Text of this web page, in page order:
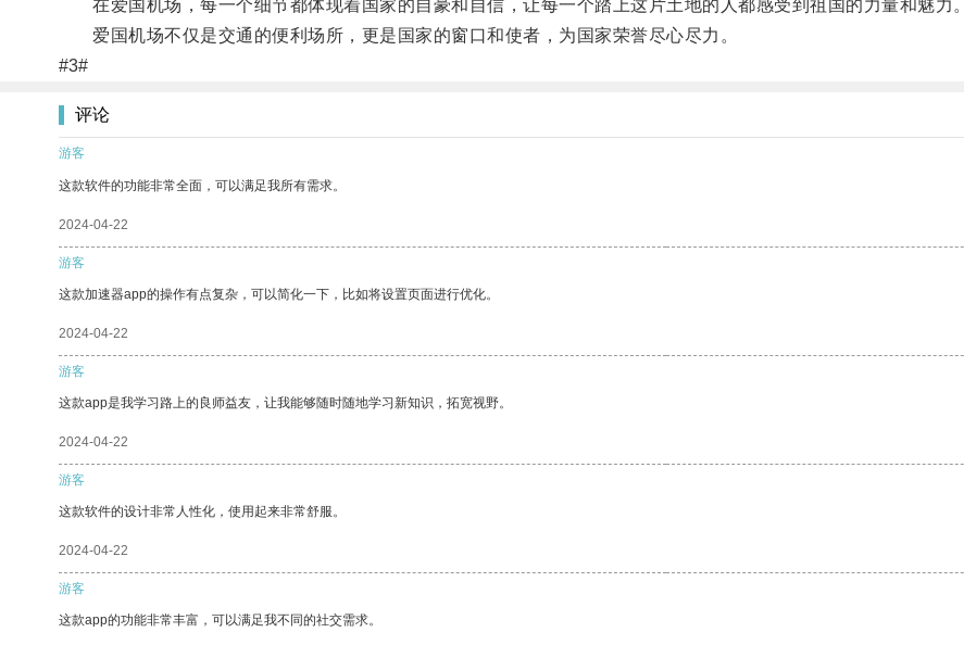
在爱国机场，每一个细节都体现着国家的自豪和自信，让每一个踏上这片土地的人都感受到祖国的力量和魅力。
爱国机场不仅是交通的便利场所，更是国家的窗口和使者，为国家荣誉尽心尽力。
#3#
评论
游客
这款软件的功能非常全面，可以满足我所有需求。
2024-04-22
游客
这款加速器app的操作有点复杂，可以简化一下，比如将设置页面进行优化。
2024-04-22
游客
这款app是我学习路上的良师益友，让我能够随时随地学习新知识，拓宽视野。
2024-04-22
游客
这款软件的设计非常人性化，使用起来非常舒服。
2024-04-22
游客
这款app的功能非常丰富，可以满足我不同的社交需求。